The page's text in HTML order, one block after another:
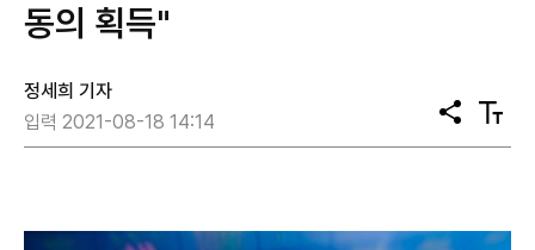
동의 획득"
정세희 기자
입력 2021-08-18 14:14
공
유
텍
스